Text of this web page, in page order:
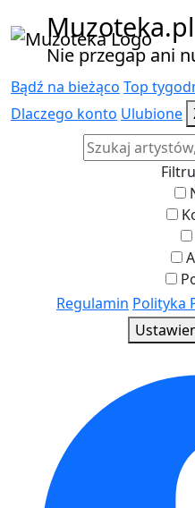
Muzoteka.pl
Nie przegap ani
Bądź na bieżąco Top
Dlaczego konto Ulubione
Najnowsze
Regulamin Polityka